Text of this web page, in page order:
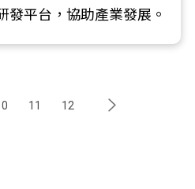
發平台，協助產業發展。
11 12